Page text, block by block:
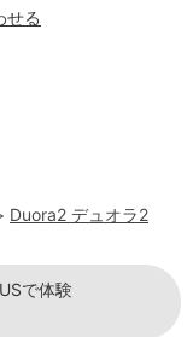
Duora2 デュオラ2
せる
で体験